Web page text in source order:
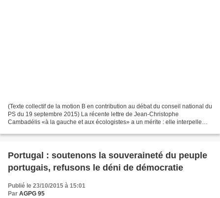
(Texte collectif de la motion B en contribution au débat du conseil national du
PS du 19 septembre 2015) La récente lettre de Jean-Christophe
Cambadélis «à la gauche et aux écologistes» a un mérite : elle interpelle
Portugal : soutenons la souveraineté du peuple
portugais, refusons le déni de démocratie
Publié le 23/10/2015 à 15:01
Par AGPG 95